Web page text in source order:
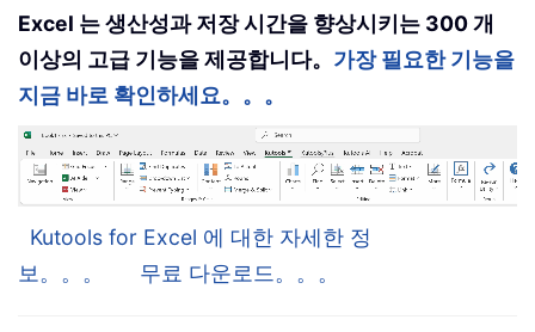
Excel 는 생산성과 저장 시간을 향상시키는 300 개
이상의 고급 기능을 제공합니다。 가장 필요한 기능을
지금 바로 확인하세요。。。
Kutools for Excel 에 대한 자세한 정
보。。。
무료 다운로드。。。